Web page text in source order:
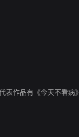
表作品有《今天不看病